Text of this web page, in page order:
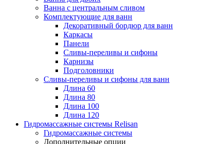
Ванна с центральным сливом
Комплектующие для ванн
Декоративный бордюр для ванн
Каркасы
Панели
Сливы-переливы и сифоны
Карнизы
Подголовники
Сливы-переливы и сифоны для ванн
Длина 60
Длина 80
Длина 100
Длина 120
Гидромассажные системы Relisan
Гидромассажные системы
Дополнительные опции